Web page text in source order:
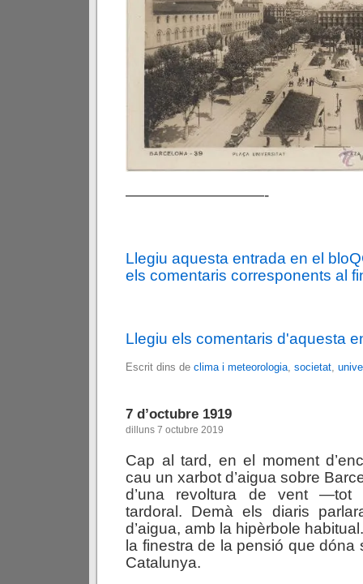
—————————-
Llegiu aquesta entrada en el
els comentaris corresponents al
Llegiu els comentaris d'aquesta
Escrit dins de clima i meteorologia societat
7 d’octubre 1919
dilluns 7 octubre 2019
Cap al tard, en el moment
cau un xarbot d’aigua sobre
d’una revoltura de vent —tot
tardoral. Demà els diaris
d’aigua, amb la hipèrbole
la finestra de la pensió que dóna
Catalunya.